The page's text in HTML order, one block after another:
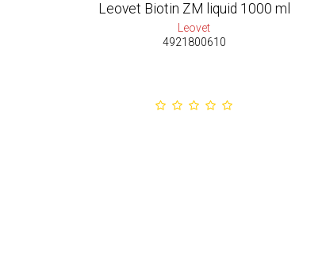
Leovet Biotin ZM liquid 1000 ml
Leovet
4921800610